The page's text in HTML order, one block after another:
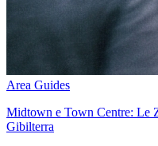
Area Guides
Midtown e Town Centre: Le
Gibilterra